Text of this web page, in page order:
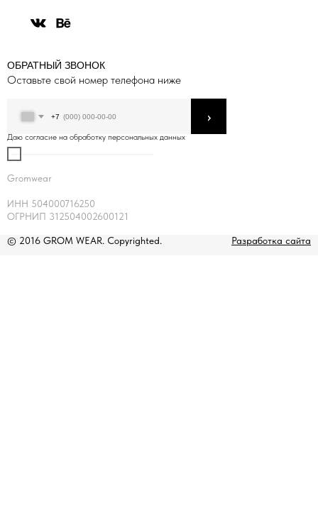
Gromwear
ИНН 504000716250
ОГРНИП 312504002600121
© 2016 GROM WEAR. Copyrighted. Разработка сайта
ОБРАТНЫЙ ЗВОНОК
Оставьте свой номер телефона ниже
+7
Даю согласие на обработку персональных данных
›